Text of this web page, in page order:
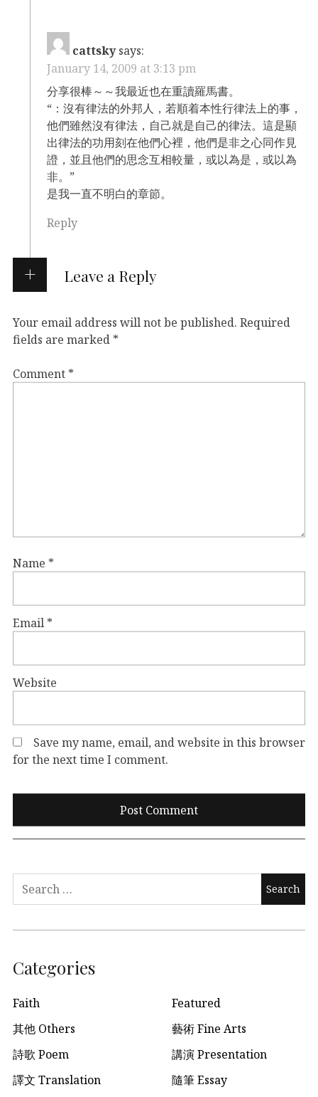
cattsky says:
January 14, 2009 at 3:13 pm
分享很棒～～我最近也在重讀羅馬書。
“：沒有律法的外邦人，若順着本性行律法上的事，
他們雖然沒有律法，自己就是自己的律法。這是顯
出律法的功用刻在他們心裡，他們是非之心同作見
證，並且他們的思念互相較量，或以為是，或以為
非。”
是我一直不明白的章節。
Reply
Leave a Reply
Your email address will not be published. Required
fields are marked *
Comment *
Name *
Email *
Website
Save my name, email, and website in this browser
for the next time I comment.
Search
Categories
Faith
Featured
其他 Others
藝術 Fine Arts
詩歌 Poem
講演 Presentation
譯文 Translation
隨筆 Essay